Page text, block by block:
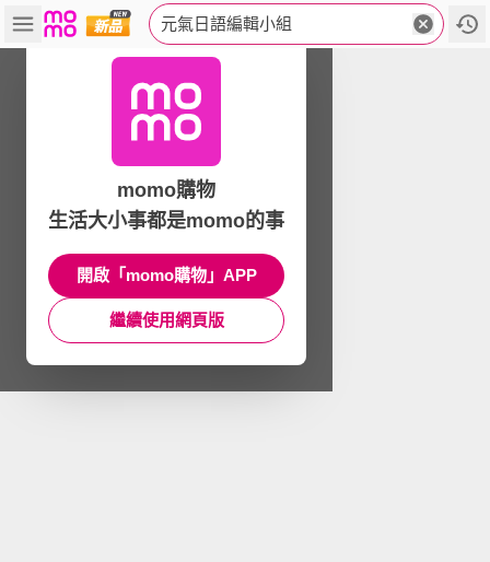
元氣日語編輯小組
momo購物
生活大小事都是momo的事
開啟「momo購物」APP
繼續使用網頁版